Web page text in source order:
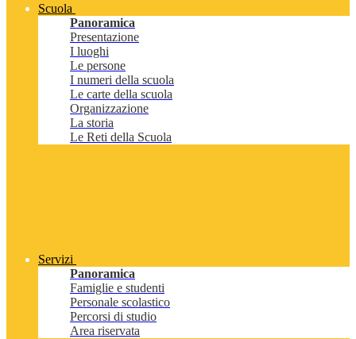
Scuola
Panoramica
Presentazione
I luoghi
Le persone
I numeri della scuola
Le carte della scuola
Organizzazione
La storia
Le Reti della Scuola
Servizi
Panoramica
Famiglie e studenti
Personale scolastico
Percorsi di studio
Area riservata